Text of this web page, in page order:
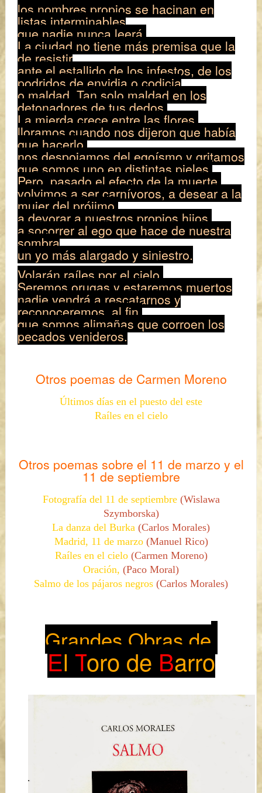
los nombres propios se hacinan en
listas interminables
que nadie nunca leerá.
La ciudad no tiene más premisa que la
de resistir
ante el estallido de los infestos, de los
podridos de envidia o codicia
o maldad. Tan solo maldad en los
detonadores de tus dedos.
La mierda crece entre las flores,
lloramos cuando nos dijeron que había
que hacerlo,
nos despojamos del egoísmo y gritamos
que somos uno en distintas pieles.
Pero, pasado el efecto de la muerte,
volvimos a ser carnívoros, a desear a la
mujer del prójimo,
a devorar a nuestros propios hijos,
a socorrer al ego que hace de nuestra
sombra
un yo más alargado y siniestro.
Volarán raíles por el cielo.
Seremos orugas y estaremos muertos
nadie vendrá a rescatarnos y
reconoceremos, al fin,
que somos alimañas que corroen los
pecados venideros.
Otros poemas de Carmen Moreno
Últimos días en el puesto del este
Raíles en el cielo
Otros poemas sobre el 11 de marzo y el
11 de septiembre
Fotografía del 11 de septiembre(Wislawa
Szymborska)
La danza del Burka (Carlos Morales)
Madrid, 11 de marzo (Manuel Rico)
Raíles en el cielo (Carmen Moreno)
Oración, (Paco Moral)
Salmo de los pájaros negros (Carlos Morales)
Grandes Obras de
El Toro de Barro